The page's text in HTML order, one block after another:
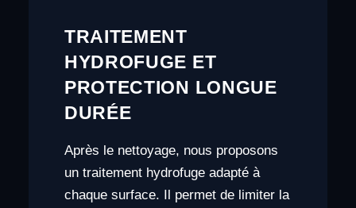
TRAITEMENT
HYDROFUGE ET
PROTECTION LONGUE
DURÉE
Après le nettoyage, nous proposons
un traitement hydrofuge adapté à
chaque surface. Il permet de limiter la